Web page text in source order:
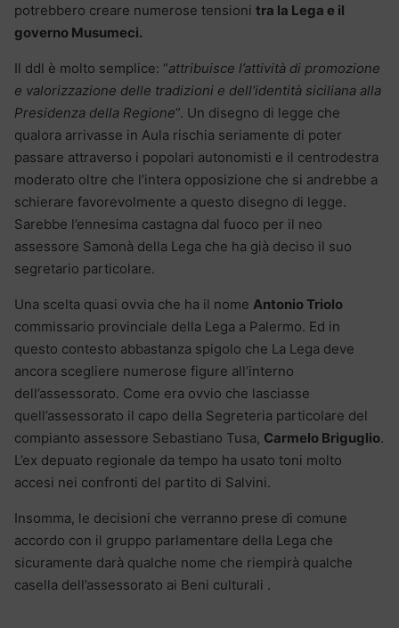
potrebbero creare numerose tensioni tra la Lega e il
governo Musumeci.
Il ddl è molto semplice: “attribuisce l’attività di promozione
e valorizzazione delle tradizioni e dell’identità siciliana alla
Presidenza della Regione”. Un disegno di legge che
qualora arrivasse in Aula rischia seriamente di poter
passare attraverso i popolari autonomisti e il centrodestra
moderato oltre che l’intera opposizione che si andrebbe a
schierare favorevolmente a questo disegno di legge.
Sarebbe l’ennesima castagna dal fuoco per il neo
assessore Samonà della Lega che ha già deciso il suo
segretario particolare.
Una scelta quasi ovvia che ha il nome Antonio Triolo
commissario provinciale della Lega a Palermo. Ed in
questo contesto abbastanza spigolo che La Lega deve
ancora scegliere numerose figure all’interno
dell’assessorato. Come era ovvio che lasciasse
quell’assessorato il capo della Segreteria particolare del
compianto assessore Sebastiano Tusa, Carmelo Briguglio.
L’ex depuato regionale da tempo ha usato toni molto
accesi nei confronti del partito di Salvini.
Insomma, le decisioni che verranno prese di comune
accordo con il gruppo parlamentare della Lega che
sicuramente darà qualche nome che riempirà qualche
casella dell’assessorato ai Beni culturali .